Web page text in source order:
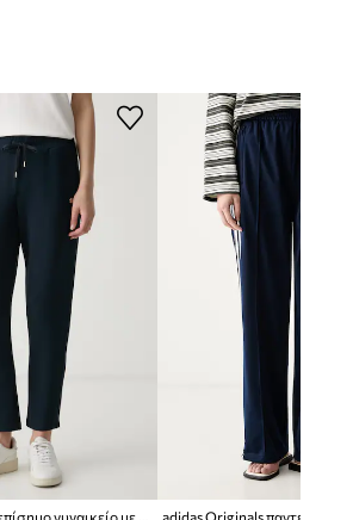
Πλάτος στη μέση: 40 cm
Ύψος μέσης :
32 cm
Πλάτος στους γοφούς
58 cm
Εξωτερικό μήκος ποδιού με ζώνη
Το μοντέλο έχει ύψος 177 εκ. και
φοράει μέγεθος S
Κανονικό μέγεθος
Σου συστήνουμε να επιλέξεις το
μέγεθος που συνήθως φοράς.
Πίνακας μεγέθους